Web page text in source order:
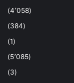
(4٬058)
(384)
(1)
(5٬085)
(3)